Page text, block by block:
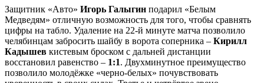
Защитник «Авто» Игорь Галыгин подарил «Белым
Медведям» отличную возможность для того, чтобы сравнять
цифры на табло. Удаление на 22-й минуте матча позволило
челябинцам забросить шайбу в ворота соперника – Кирилл
Кадышев кистевым броском с дальней дистанции
восстановил равенство – 1:1. Двухминутное преимущество
позволило молодёжке «черно-белых» почувствовать